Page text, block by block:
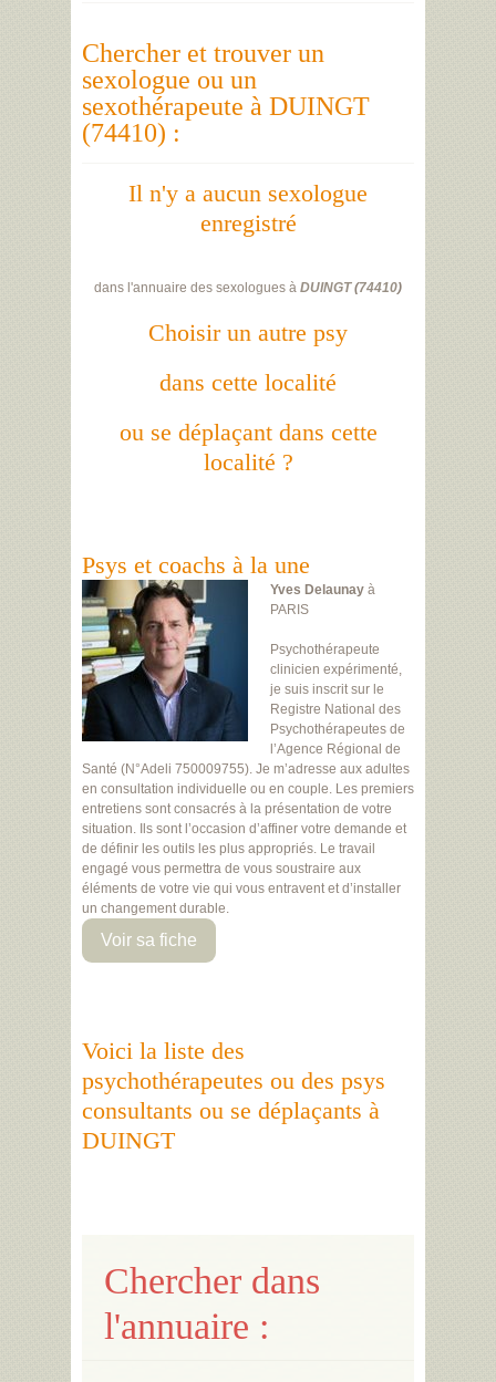
Chercher et trouver un
sexologue ou un
sexothérapeute à DUINGT
(74410) :
Il n'y a aucun sexologue
enregistré
dans l'annuaire des sexologues à DUINGT(74410)
Choisir un autre psy
dans cette localité
ou se déplaçant dans cette
localité ?
Psys et coachs à la une
Yves Delaunay à
PARIS
Psychothérapeute
clinicien expérimenté,
je suis inscrit sur le
Registre National des
Psychothérapeutes de
l’Agence Régional de
Santé (N°Adeli 750009755). Je m’adresse aux adultes
en consultation individuelle ou en couple. Les premiers
entretiens sont consacrés à la présentation de votre
situation. Ils sont l’occasion d’affiner votre demande et
de définir les outils les plus appropriés. Le travail
engagé vous permettra de vous soustraire aux
éléments de votre vie qui vous entravent et d’installer
un changement durable.
Voir sa fiche
Voici la liste des
psychothérapeutes ou des psys
consultants ou se déplaçants à
DUINGT
Chercher dans
l'annuaire :